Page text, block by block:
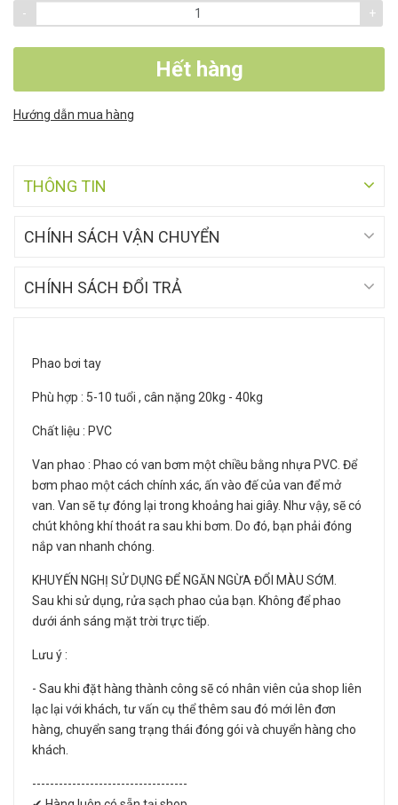
-
+
Hết hàng
Hướng dẫn mua hàng
THÔNG TIN
CHÍNH SÁCH VẬN CHUYỂN
CHÍNH SÁCH ĐỔI TRẢ
Phao bơi tay
Phù hợp : 5-10 tuổi , cân nặng 20kg - 40kg
Chất liệu : PVC
Van phao : Phao có van bơm một chiều bằng nhựa PVC. Để
bơm phao một cách chính xác, ấn vào đế của van để mở
van. Van sẽ tự đóng lại trong khoảng hai giây. Như vậy, sẽ có
chút không khí thoát ra sau khi bơm. Do đó, bạn phải đóng
nắp van nhanh chóng.
KHUYẾN NGHỊ SỬ DỤNG ĐỂ NGĂN NGỪA ĐỔI MÀU SỚM.
Sau khi sử dụng, rửa sạch phao của bạn. Không để phao
dưới ánh sáng mặt trời trực tiếp.
Lưu ý :
- Sau khi đặt hàng thành công sẽ có nhân viên của shop liên
lạc lại với khách, tư vấn cụ thể thêm sau đó mới lên đơn
hàng, chuyển sang trạng thái đóng gói và chuyển hàng cho
khách.
-----------------------------------